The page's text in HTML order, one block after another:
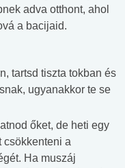
adva otthont, ahol
a bacijaid.
tartsd tiszta tokban és
ugyanakkor te se
őket, de heti egy
csökkenteni a
Ha muszáj